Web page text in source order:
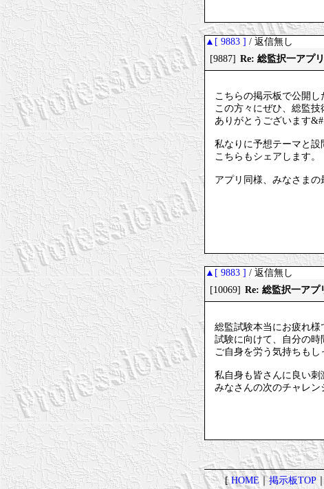
▲[ 9883 ] / 返信無し
[9887] Re: 総監択一アプ
こちらの掲示板で公開し
この方々にぜひ、総監技
ありがとうございます
私なりに予想テーマと設
こちらもシェアします。
アプリ同様、みなさまの
▲[ 9883 ] / 返信無し
[10069] Re: 総監択一アプ
総監試験本当にお疲れ様
試験に向けて、自分の時
ご自身を労う気持ちもし
私自身も皆さんに良い刺
みなさんの次のチャレン
[HOME｜掲示板TOP